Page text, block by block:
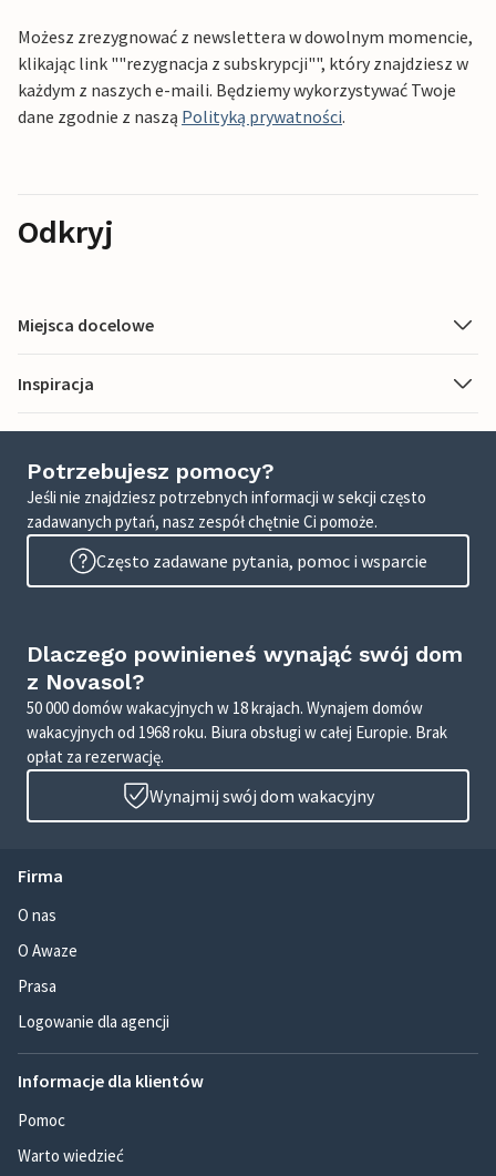
Możesz zrezygnować z newslettera w dowolnym momencie,
klikając link ""rezygnacja z subskrypcji"", który znajdziesz w
każdym z naszych e-maili. Będziemy wykorzystywać Twoje
dane zgodnie z naszą Polityką prywatności.
Odkryj
Miejsca docelowe
Inspiracja
Potrzebujesz pomocy?
Jeśli nie znajdziesz potrzebnych informacji w sekcji często
zadawanych pytań, nasz zespół chętnie Ci pomoże.
Często zadawane pytania, pomoc i wsparcie
Dlaczego powinieneś wynająć swój dom
z Novasol?
50 000 domów wakacyjnych w 18 krajach. Wynajem domów
wakacyjnych od 1968 roku. Biura obsługi w całej Europie. Brak
opłat za rezerwację.
Wynajmij swój dom wakacyjny
Firma
O nas
O Awaze
Prasa
Logowanie dla agencji
Informacje dla klientów
Pomoc
Warto wiedzieć